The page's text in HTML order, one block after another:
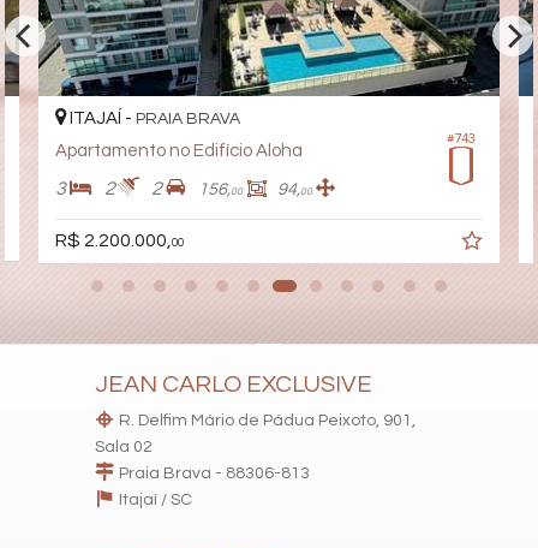
Box de Praia
Hall Decorado e Mobiliado
Infra para Veículos Elétricos
Estar Social
Acessibilidade para PNE
#743
ITAJAÍ - PRAIA BRAVA
Apartamento no Edifício Aloha
3 2 2 156,00 94,00
R$ 2.200.000, 00
JEAN CARLO EXCLUSIVE
R. Delfim Mário de Pádua Peixoto, 901,
Sala 02
Praia Brava - 88306-813
Itajaí / SC